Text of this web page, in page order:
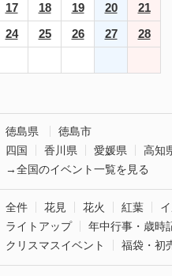
17 18 19 20
21
24 25 26 27
28
徳島県
徳島市
四国
香川県 愛媛県
高知
→全国のイベント一覧を見る
全件 花見 花火 紅葉
ライトアップ
年中行事・歳時
クリスマスイベント
福袋・初